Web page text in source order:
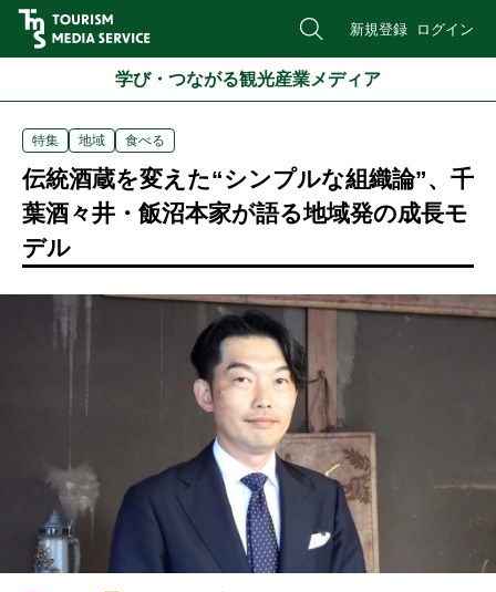
新規登録 ログイン
学び・つながる観光産業メディア
特集 地域 食べる
伝統酒蔵を変えた“シンプルな組織論”、千
葉酒々井・飯沼本家が語る地域発の成長モ
デル